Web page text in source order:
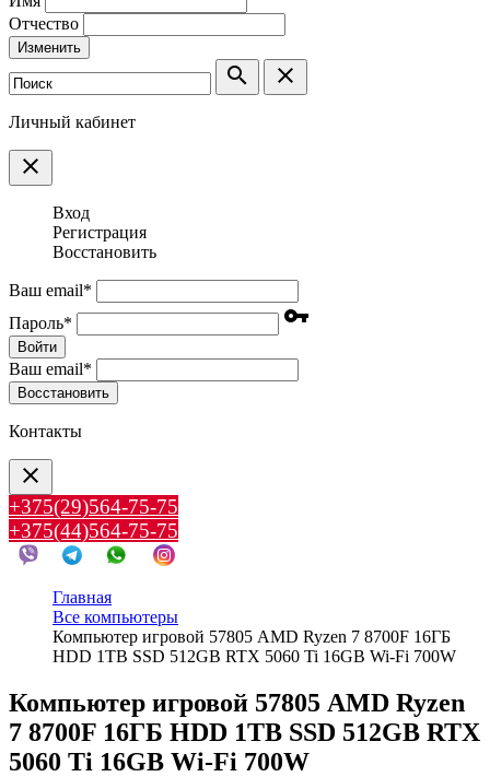
Отчество
Изменить
search clear
Личный кабинет
clear
Вход
Регистрация
Восстановить
Ваш email*
Пароль* vpn_key
Войти
Ваш email*
Воcстановить
Контакты
clear
+375(29)564-75-75
+375(44)564-75-75
Главная
Все компьютеры
Компьютер игровой 57805 AMD Ryzen 7 8700F 16ГБ
HDD 1TB SSD 512GB RTX 5060 Ti 16GB Wi-Fi 700W
Компьютер игровой 57805 AMD Ryzen
7 8700F 16ГБ HDD 1TB SSD 512GB RTX
5060 Ti 16GB Wi-Fi 700W